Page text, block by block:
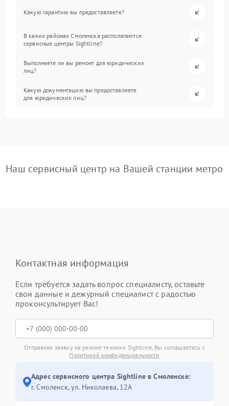
Какую гарантию вы предоставляете?
В каких районах Смоленска располагаются
сервисные центры Sightline?
Выполняете ли вы ремонт для юридических
лиц?
Какую документацию вы предоставляете
для юридических лиц?
Наш сервисный центр на Вашей станции метро
Контактная информация
Если требуется задать вопрос специалисту, оставьте
свои данные и дежурный специалист с радостью
проконсультирует Вас!
Отправляя заявку на ремонт техники Sightline, Вы соглашаетесь с
Политикой конфиденциальности
Адрес сервисного центра Sightline в Смоленске:
г. Смоленск, ул. Николаева, 12А